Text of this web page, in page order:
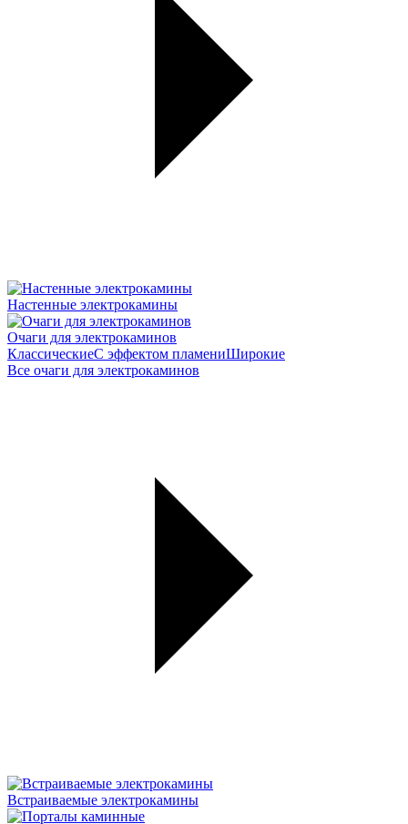
Настенные электрокамины
Очаги для электрокаминов
КлассическиеС эффектом пламениШирокие
Все очаги для электрокаминов
Встраиваемые электрокамины